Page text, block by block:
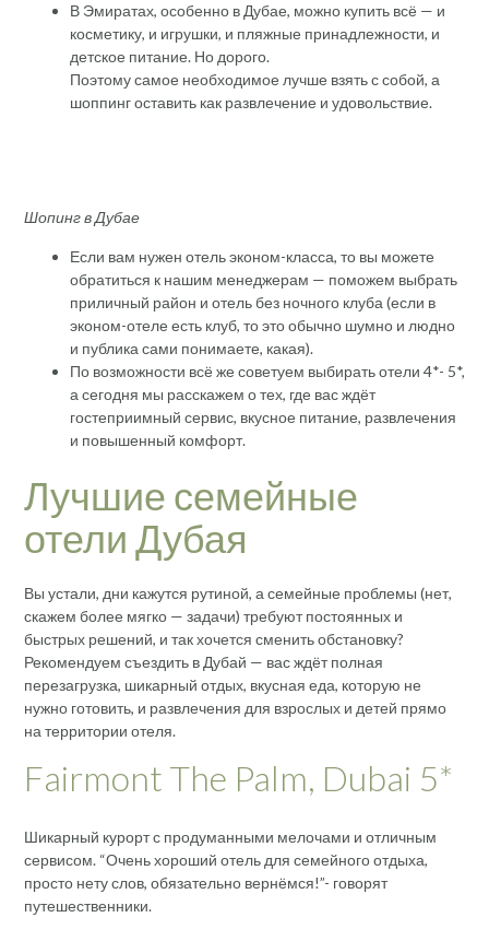
В Эмиратах, особенно в Дубае, можно купить всё — и
косметику, и игрушки, и пляжные принадлежности, и
детское питание. Но дорого.
Поэтому самое необходимое лучше взять с собой, а
шоппинг оставить как развлечение и удовольствие.
Шопинг в Дубае
Если вам нужен отель эконом-класса, то вы можете
обратиться к нашим менеджерам — поможем выбрать
приличный район и отель без ночного клуба (если в
эконом-отеле есть клуб, то это обычно шумно и людно
и публика сами понимаете, какая).
По возможности всё же советуем выбирать отели 4*- 5*,
а сегодня мы расскажем о тех, где вас ждёт
гостеприимный сервис, вкусное питание, развлечения
и повышенный комфорт.
Лучшие семейные
отели Дубая
Вы устали, дни кажутся рутиной, а семейные проблемы (нет,
скажем более мягко — задачи) требуют постоянных и
быстрых решений, и так хочется сменить обстановку?
Рекомендуем съездить в Дубай — вас ждёт полная
перезагрузка, шикарный отдых, вкусная еда, которую не
нужно готовить, и развлечения для взрослых и детей прямо
на территории отеля.
Fairmont The Palm, Dubai 5*
Шикарный курорт с продуманными мелочами и отличным
сервисом. “Очень хороший отель для семейного отдыха,
просто нету слов, обязательно вернёмся!”- говорят
путешественники.